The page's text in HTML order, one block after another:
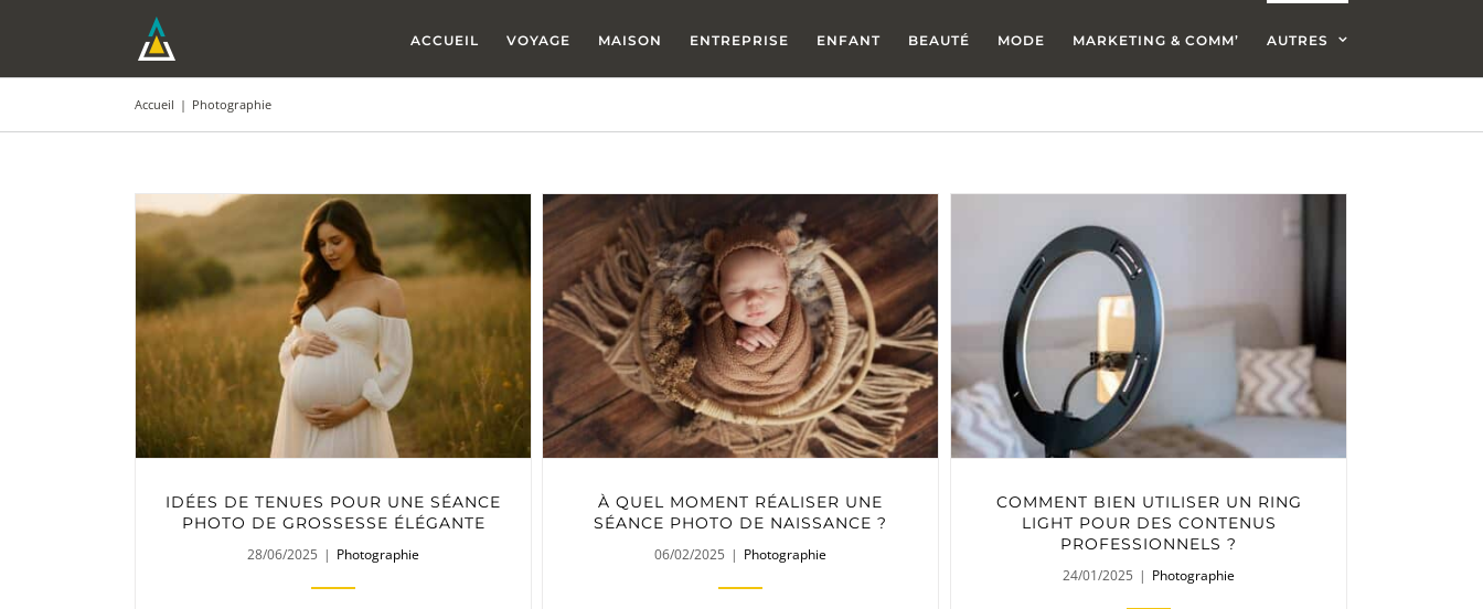
ACCUEIL VOYAGE MAISON ENTREPRISE ENFANT BEAUTÉ MODE MARKETING & COMM’ AUTRES
Accueil | Photographie
IDÉES DE TENUES POUR UNE SÉANCE
PHOTO DE GROSSESSE ÉLÉGANTE
28/06/2025 | Photographie
À QUEL MOMENT RÉALISER UNE
SÉANCE PHOTO DE NAISSANCE ?
06/02/2025 | Photographie
COMMENT BIEN UTILISER UN RING
LIGHT POUR DES CONTENUS
PROFESSIONNELS ?
24/01/2025 | Photographie